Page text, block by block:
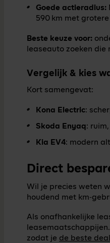
Goede actieradius:
590 km met
Beste keuze voor:
leaseauto zoeken
Vergelijk & kies
Kort samengevat:
Kona Electric:
Skoda Enyaq:
Kia EV4: modern
Direct
Wil je precies weten
houdend met
Als onafhankelijke
zodat je de beste deal